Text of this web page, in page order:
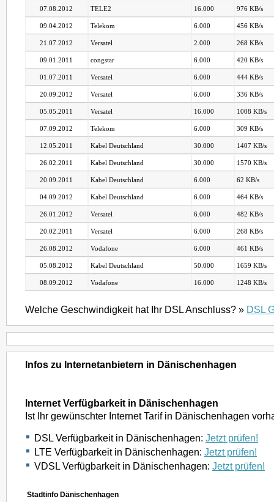
07.08.2012 TELE2 16.000 976 KB/s
09.04.2012 Telekom 6.000 456 KB/s
21.07.2012 Versatel 2.000 268 KB/s
09.01.2011 congstar 6.000 420 KB/s
01.07.2011 Versatel 6.000 444 KB/s
20.09.2012 Versatel 6.000 336 KB/s
05.05.2011 Versatel 16.000 1008 KB/s
07.09.2012 Telekom 6.000 309 KB/s
12.05.2011 Kabel Deutschland 30.000 1407 KB/s
26.02.2011 Kabel Deutschland 30.000 1570 KB/s
20.09.2011 Kabel Deutschland 6.000 62 KB/s
04.09.2012 Kabel Deutschland 6.000 464 KB/s
26.01.2012 Versatel 6.000 482 KB/s
20.02.2011 Versatel 6.000 268 KB/s
26.08.2012 Vodafone 6.000 461 KB/s
05.08.2012 Kabel Deutschland 50.000 1659 KB/s
08.09.2012 Vodafone 16.000 1248 KB/s
Welche Geschwindigkeit hat Ihr DSL Anschluss? » DSL
Infos zu Internetanbietern in Dänischenhagen
Internet Verfügbarkeit in Dänischenhagen
Ist Ihr gewünschter Internet Tarif in Dänischenhagen
DSL Verfügbarkeit in Dänischenhagen: Jetzt prüfen!
LTE Verfügbarkeit in Dänischenhagen: Jetzt prüfen!
VDSL Verfügbarkeit in Dänischenhagen: Jetzt prüfen!
Stadtinfo Dänischenhagen